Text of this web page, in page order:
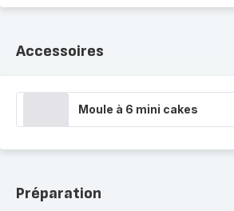
Accessoires
Moule à 6 mini cakes
Préparation